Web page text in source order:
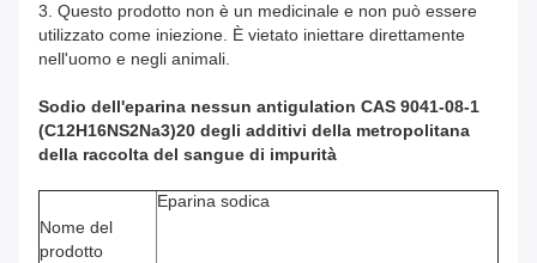
3. Questo prodotto non è un medicinale e non può essere
utilizzato come iniezione. È vietato iniettare direttamente
nell'uomo e negli animali.
Sodio dell'eparina nessun antigulation CAS 9041-08-1
(C12H16NS2Na3)20 degli additivi della metropolitana
della raccolta del sangue di impurità
Nome del
prodotto
Eparina sodica